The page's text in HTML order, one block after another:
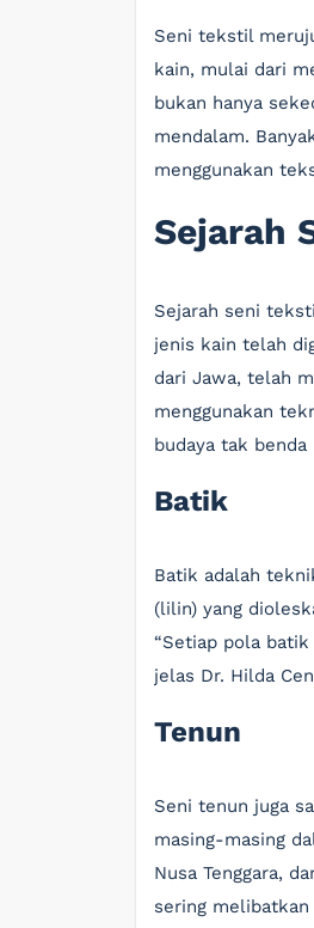
Seni tekstil
kain, mulai dari
bukan hanya
mendalam.
menggunakan
Sejarah
Sejarah seni
jenis kain telah
dari Jawa, telah
menggunakan
budaya tak benda
Batik
Batik adalah
(lilin) yang
“Setiap pola
jelas Dr. Hilda
Tenun
Seni tenun juga
masing-masing
Nusa Tenggara,
sering